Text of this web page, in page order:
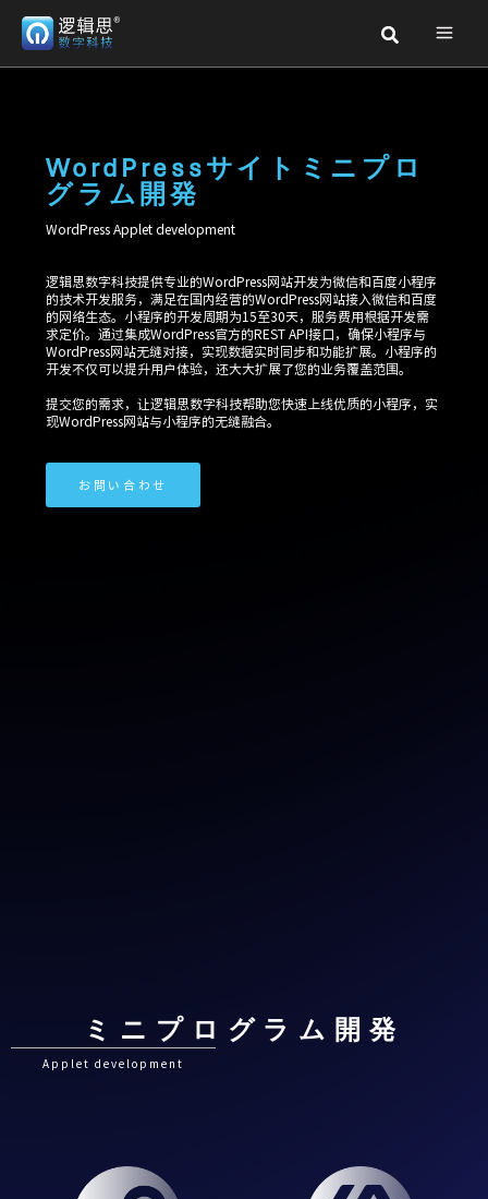
を
検
WordPressサイトミニプロ
グラム開発
WordPress Applet development
逻辑思数字科技提供专业的WordPress网站开发为微信和百度小程序
的技术开发服务，满足在国内经营的WordPress网站接入微信和百度
的网络生态。小程序的开发周期为15至30天，服务费用根据开发需
求定价。通过集成WordPress官方的REST API接口，确保小程序与
WordPress网站无缝对接，实现数据实时同步和功能扩展。小程序的
开发不仅可以提升用户体验，还大大扩展了您的业务覆盖范围。
提交您的需求，让逻辑思数字科技帮助您快速上线优质的小程序，实
现WordPress网站与小程序的无缝融合。
お問い合わせ
ミニプログラム開発
Applet development